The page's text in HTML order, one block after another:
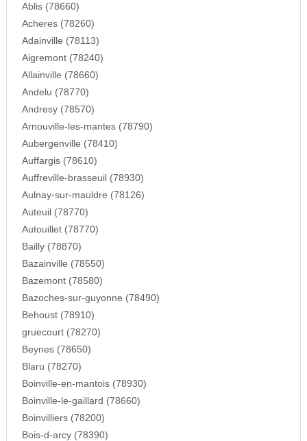
Ablis (78660)
Acheres (78260)
Adainville (78113)
Aigremont (78240)
Allainville (78660)
Andelu (78770)
Andresy (78570)
Arnouville-les-mantes (78790)
Aubergenville (78410)
Auffargis (78610)
Auffreville-brasseuil (78930)
Aulnay-sur-mauldre (78126)
Auteuil (78770)
Autouillet (78770)
Bailly (78870)
Bazainville (78550)
Bazemont (78580)
Bazoches-sur-guyonne (78490)
Behoust (78910)
gruecourt (78270)
Beynes (78650)
Blaru (78270)
Boinville-en-mantois (78930)
Boinville-le-gaillard (78660)
Boinvilliers (78200)
Bois-d-arcy (78390)